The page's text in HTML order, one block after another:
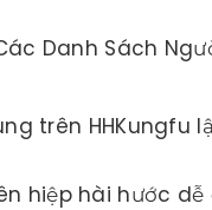
Danh Sách
trên HHKungfu
hiệp hài hước dễ